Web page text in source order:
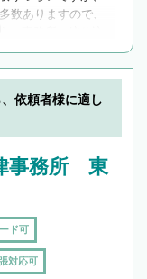
数ありますので、
な事務所に絞り込
件
依頼者様に適し
事務所 東
ド可
対応可